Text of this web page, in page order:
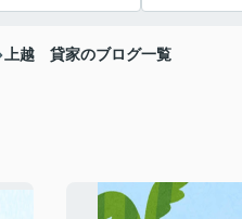
上越 貸家のブログ一覧